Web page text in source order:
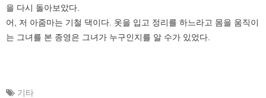
을 다시 돌아보았다.
어, 저 아줌마는 기철 댁이다. 옷을 입고 정리를 하느라고 몸을 움직이
는 그녀를 본 종영은 그녀가 누구인지를 알 수가 있었다.
기타